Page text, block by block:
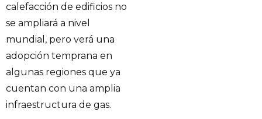
calefacción de edificios no
se ampliará a nivel
mundial, pero verá una
adopción temprana en
algunas regiones que ya
cuentan con una amplia
infraestructura de gas.